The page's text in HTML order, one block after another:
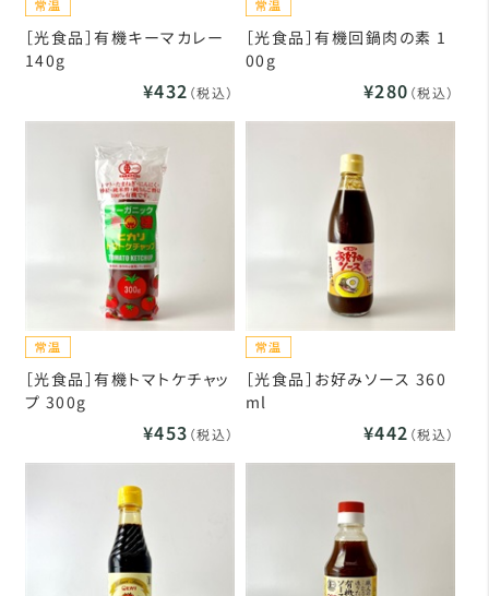
［光食品］有機キーマカレー
140g
¥432 （税込）
［光食品］有機回鍋肉の素 1
00g
¥280 （税込）
［光食品］有機トマトケチャッ
プ 300g
¥453 （税込）
［光食品］お好みソース 360
ml
¥442 （税込）